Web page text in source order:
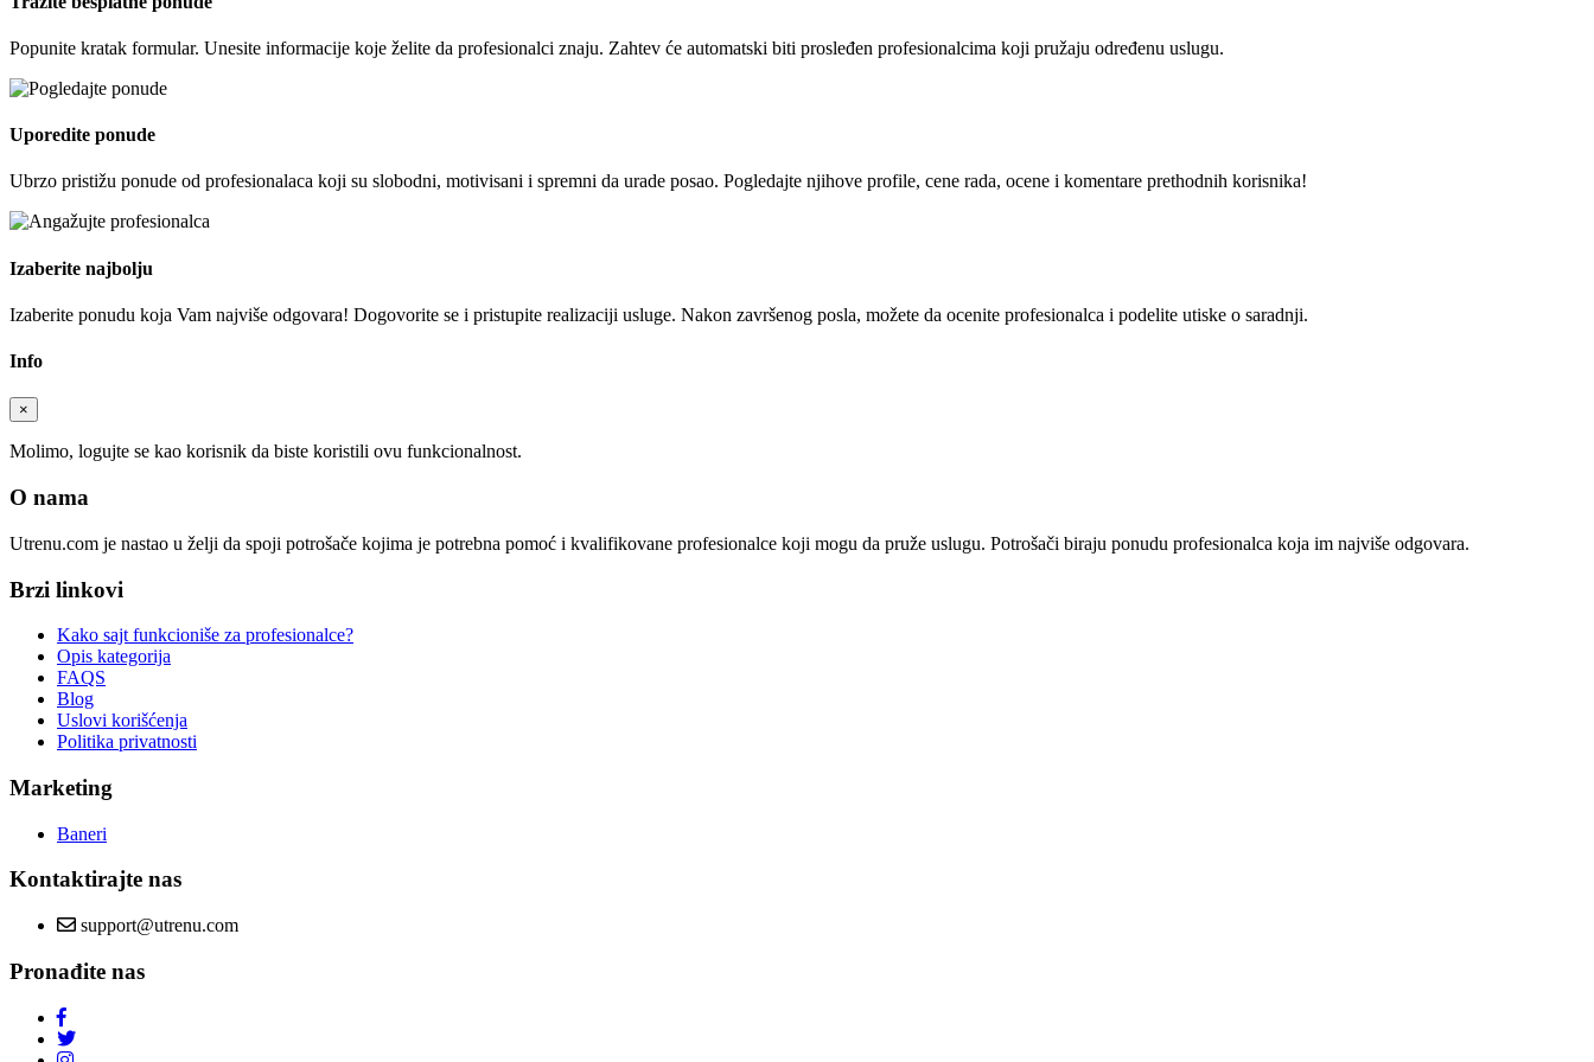
Popunite kratak formular. Unesite informacije koje želite da profesionalci znaju. Zahtev će automatski biti prosleđen profesionalcima koji pružaju određenu uslugu.
Uporedite ponude
Ubrzo pristižu ponude od profesionalaca koji su slobodni, motivisani i spremni da urade posao. Pogledajte njihove profile, cene rada, ocene i komentare prethodnih korisnika!
Izaberite najbolju
Izaberite ponudu koja Vam najviše odgovara! Dogovorite se i pristupite realizaciji usluge. Nakon završenog posla, možete da ocenite profesionalca i podelite utiske o saradnji.
Info
×
Molimo, logujte se kao korisnik da biste koristili ovu funkcionalnost.
O nama
Utrenu.com je nastao u želji da spoji potrošače kojima je potrebna pomoć i kvalifikovane profesionalce koji mogu da pruže uslugu. Potrošači biraju ponudu profesionalca koja im najviše odgovara.
Brzi linkovi
Kako sajt funkcioniše za profesionalce?
Opis kategorija
FAQS
Blog
Uslovi korišćenja
Politika privatnosti
Marketing
Baneri
Kontaktirajte nas
support@utrenu.com
Pronađite nas